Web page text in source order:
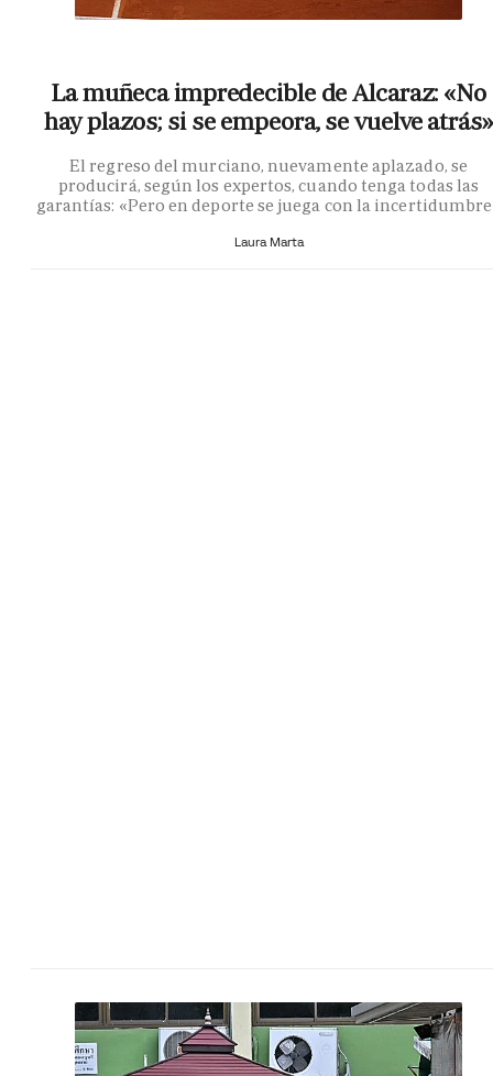
La muñeca impredecible de Alcaraz: «No
hay plazos; si se empeora, se vuelve atrás»
El regreso del murciano, nuevamente aplazado, se
producirá, según los expertos, cuando tenga todas las
garantías: «Pero en deporte se juega con la
Laura Marta